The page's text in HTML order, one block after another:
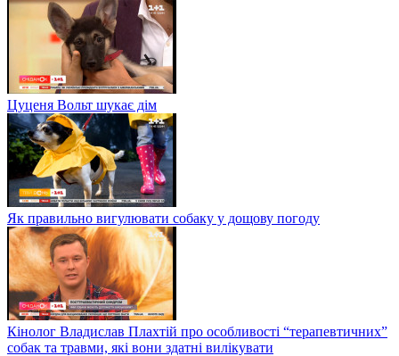
Цуценя Вольт шукає дім
Як правильно вигулювати собаку у дощову погоду
Кінолог Владислав Плахтій про особливості “терапевтичних”
собак та травми, які вони здатні вилікувати